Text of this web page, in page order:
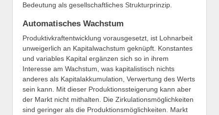
Bedeutung als gesellschaftliches Strukturprinzip.
Automatisches Wachstum
Produktivkraftentwicklung vorausgesetzt, ist Lohnarbeit
unweigerlich an Kapitalwachstum geknüpft. Konstantes
und variables Kapital ergänzen sich so in ihrem
Interesse am Wachstum, was kapitalistisch nichts
anderes als Kapitalakkumulation, Verwertung des Werts
sein kann. Mit dieser Produktionssteigerung kann aber
der Markt nicht mithalten. Die Zirkulationsmöglichkeiten
sind geringer als die Produktionsmöglichkeiten. Markt